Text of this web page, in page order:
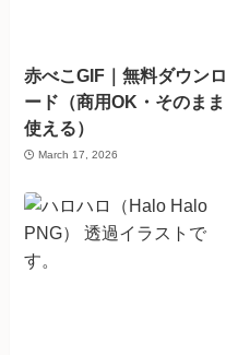
赤べこGIF｜無料ダウンロ
ード（商用OK・そのまま
使える）
March 17, 2026